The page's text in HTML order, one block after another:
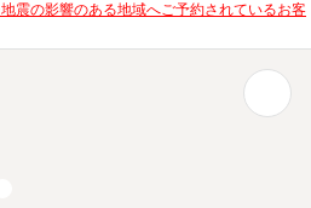
震の影響のある地域へご予約されているお客